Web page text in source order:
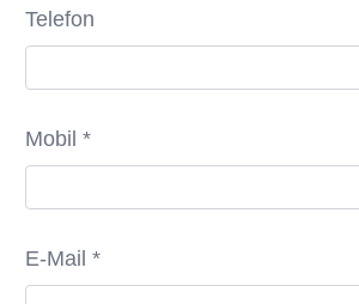
Telefon
Mobil *
E-Mail *